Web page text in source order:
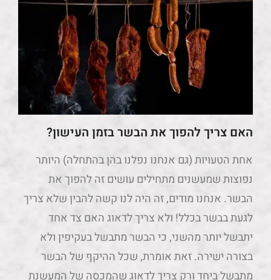
האם צריך להפוך את הבשר בזמן העישון?
אחת הטעויות (גם אנחנו נפלנו בהן בהתחלה) היותר
נפוצות שמעשנים מתחילים עושים זה להפוך את
הבשר. אנחנו מודים, זה היה לנו קשה להבין שלא צריך
לגעת בבשר בכלל! ולא צריך לדאוג האם צד אחד
יתבשל יותר מהשני, כי הבשר מתבשל בעקיפין ולא
בצורה ישירה. זאת אומרת, שכל ההיקף של הבשר
מתבשל ביחד ורק צריך לדאוג שהמכסה של המעשנת